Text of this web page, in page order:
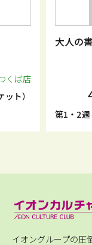
込／2チケット）
イオングループの圧